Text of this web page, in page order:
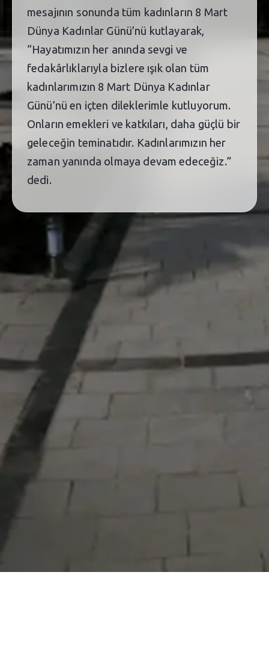
mesajının sonunda tüm kadınların 8 Mart
Dünya Kadınlar Günü’nü kutlayarak,
“Hayatımızın her anında sevgi ve
fedakârlıklarıyla bizlere ışık olan tüm
kadınlarımızın 8 Mart Dünya Kadınlar
Günü’nü en içten dileklerimle kutluyorum.
Onların emekleri ve katkıları, daha güçlü bir
geleceğin teminatıdır. Kadınlarımızın her
zaman yanında olmaya devam edeceğiz.”
dedi.